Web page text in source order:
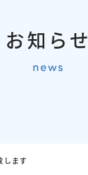
お知らせ
news
します